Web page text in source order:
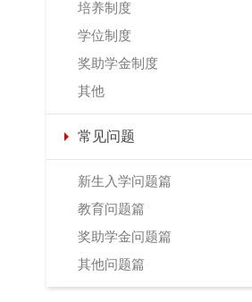
培养制度
学位制度
奖助学金制度
其他
常见问题
新生入学问题篇
教育问题篇
奖助学金问题篇
其他问题篇